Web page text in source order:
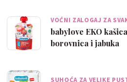
VOĆNI ZALOGAJ ZA
babylove EKO
borovnica i jabuka
SUHOĆA ZA VELIKE